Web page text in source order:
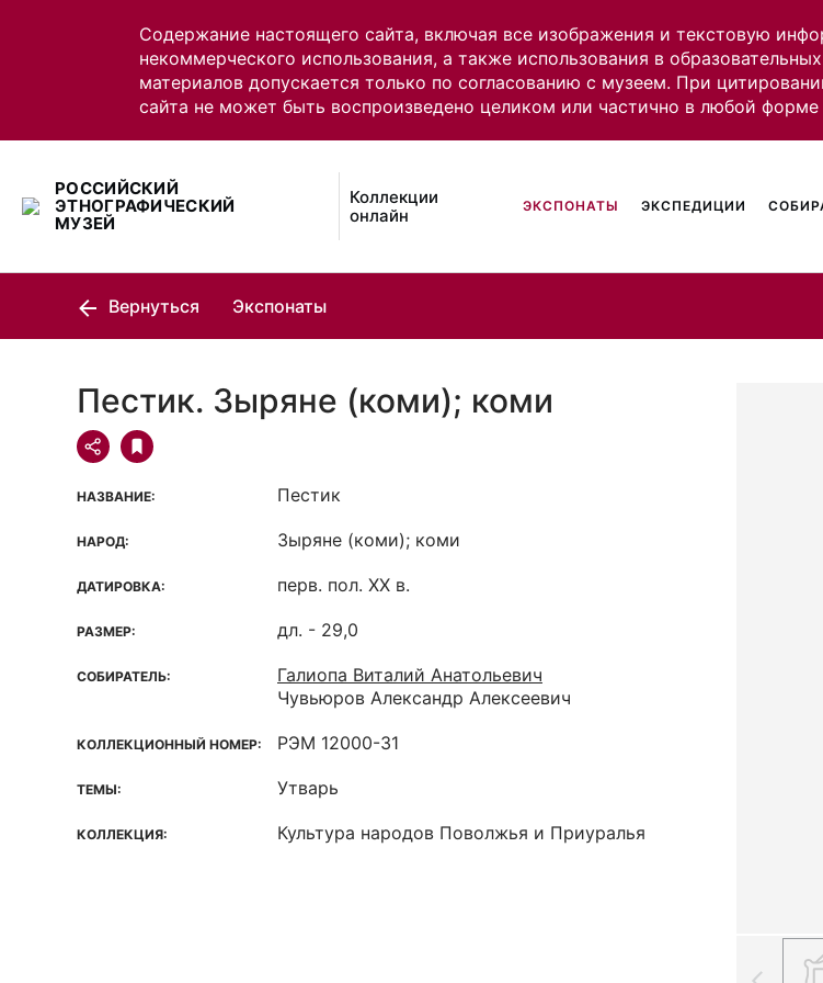
Содержание настоящего сайта, включая все изображения и текстовую
некоммерческого использования, а также использования в
материалов допускается только по согласованию с музеем. При
сайта не может быть воспроизведено целиком или частично в любой
РОССИЙСКИЙ
ЭТНОГРАФИЧЕСКИЙ
МУЗЕЙ
Коллекции
онлайн
ЭКСПОНАТЫ ЭКСПЕДИЦИИ
Вернуться Экспонаты
Пестик. Зыряне (коми); коми
НАЗВАНИЕ: Пестик
НАРОД: Зыряне (коми); коми
ДАТИРОВКА: перв. пол. XX в.
РАЗМЕР: дл. - 29,0
СОБИРАТЕЛЬ:
Галиопа Виталий Анатольевич
Чувьюров Александр Алексеевич
КОЛЛЕКЦИОННЫЙ НОМЕР: РЭМ 12000-31
ТЕМЫ: Утварь
КОЛЛЕКЦИЯ: Культура народов Поволжья и Приуралья